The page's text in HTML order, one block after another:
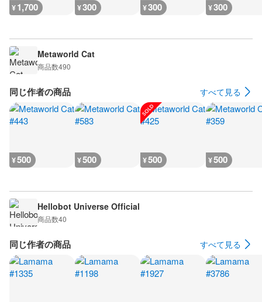
¥1,700 ¥300 ¥300 ¥300
Metaworld Cat
商品数490
同じ作者の商品 すべて見る
¥500 ¥500 ¥500 ¥500
Hellobot Universe Official
商品数40
同じ作者の商品 すべて見る